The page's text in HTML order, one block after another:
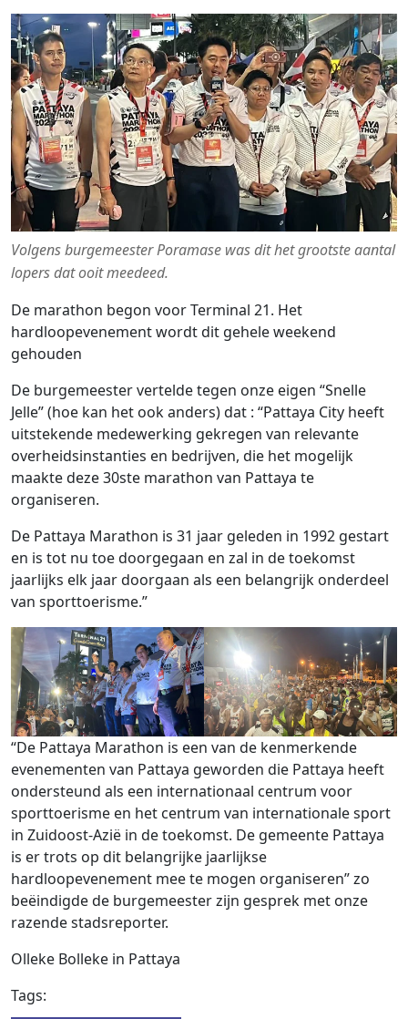
Volgens burgemeester Poramase was dit het grootste aantal
lopers dat ooit meedeed.
De marathon begon voor Terminal 21. Het
hardloopevenement wordt dit gehele weekend
gehouden
De burgemeester vertelde tegen onze eigen “Snelle
Jelle” (hoe kan het ook anders) dat : “Pattaya City heeft
uitstekende medewerking gekregen van relevante
overheidsinstanties en bedrijven, die het mogelijk
maakte deze 30ste marathon van Pattaya te
organiseren.
De Pattaya Marathon is 31 jaar geleden in 1992 gestart
en is tot nu toe doorgegaan en zal in de toekomst
jaarlijks elk jaar doorgaan als een belangrijk onderdeel
van sporttoerisme.”
“De Pattaya Marathon is een van de kenmerkende
evenementen van Pattaya geworden die Pattaya heeft
ondersteund als een internationaal centrum voor
sporttoerisme en het centrum van internationale sport
in Zuidoost-Azië in de toekomst. De gemeente Pattaya
is er trots op dit belangrijke jaarlijkse
hardloopevenement mee te mogen organiseren” zo
beëindigde de burgemeester zijn gesprek met onze
razende stadsreporter.
Olleke Bolleke in Pattaya
Tags: